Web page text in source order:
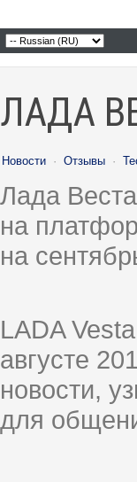
ЛАДА
Новости · Отзывы ·
Лада
на
на
LADA
августе
новости,
для